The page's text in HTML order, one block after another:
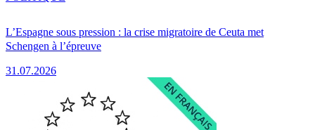
L’Espagne sous pression : la crise migratoire de Ceuta met
Schengen à l’épreuve
31.07.2026